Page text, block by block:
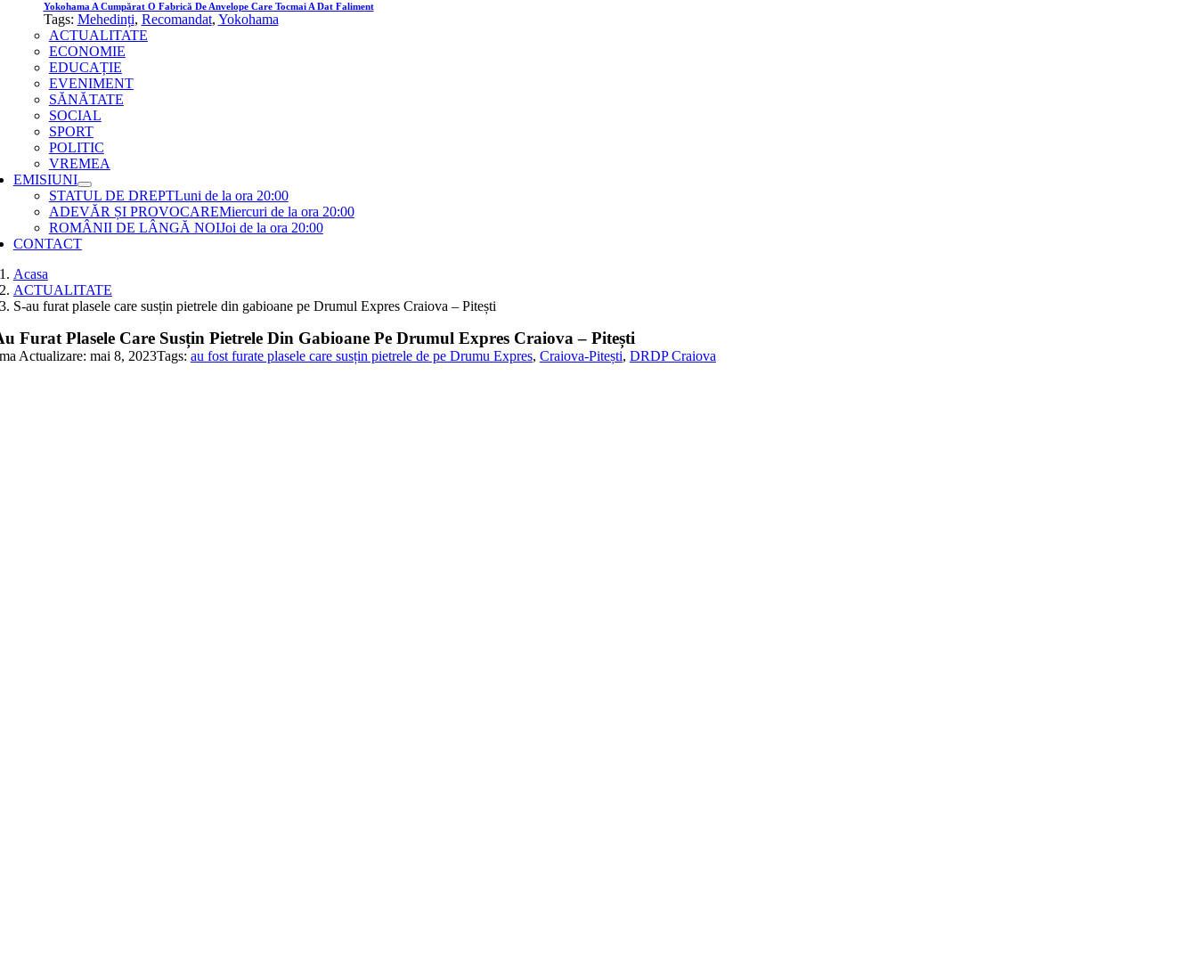
Yokohama A Cumpărat O Fabrică De Anvelope Care Tocmai A Dat Faliment
Tags: Mehedinți, Recomandat, Yokohama
ACTUALITATE
ECONOMIE
EDUCAȚIE
EVENIMENT
SĂNĂTATE
SOCIAL
SPORT
POLITIC
VREMEA
EMISIUNI
STATUL DE DREPTLuni de la ora 20:00
ADEVĂR ȘI PROVOCAREMiercuri de la ora 20:00
ROMÂNII DE LÂNGĂ NOIJoi de la ora 20:00
CONTACT
Acasa
ACTUALITATE
S-au furat plasele care susțin pietrele din gabioane pe Drumul Expres Craiova – Pitești
Furat Plasele Care Susțin Pietrele Din Gabioane Pe Drumul Expres Craiova – Pitești
Actualizare: mai 8, 2023Tags: au fost furate plasele care susțin pietrele de pe Drumu Expres, Craiova-Pitești, DRDP Craiova